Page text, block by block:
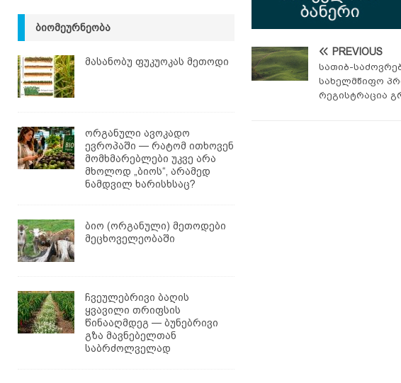
PREVIOUS
სათიბ-
სახელმწიფო
რეგისტრაცია
ᲑᲘᲝᲛᲔᲣᲠᲜᲔᲝᲑᲐ
მასანობუ ფუკუოკას მეთოდი
ორგანული ავოკადო
ევროპაში — რატომ ითხოვენ
მომხმარებლები უკვე არა
მხოლოდ „ბიოს“, არამედ
ნამდვილ ხარისხსაც?
ბიო (ორგანული) მეთოდები
მეცხოველეობაში
ჩვეულებრივი ბაღის
ყვავილი თრიფსის
წინააღმდეგ — ბუნებრივი
გზა მავნებელთან
საბრძოლველად